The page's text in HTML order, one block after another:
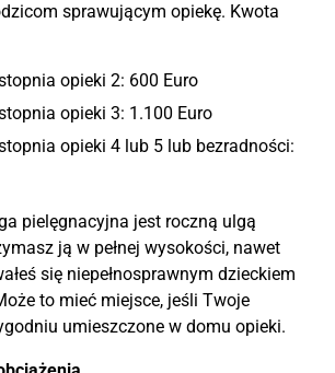
sprawującym opiekę. Kwota
opieki 2: 600 Euro
opieki 3: 1.100 Euro
opieki 4 lub 5 lub bezradności:
pielęgnacyjna jest roczną ulgą
ją w pełnej wysokości, nawet
się niepełnosprawnym dzieckiem
to mieć miejsce, jeśli Twoje
umieszczone w domu opieki.